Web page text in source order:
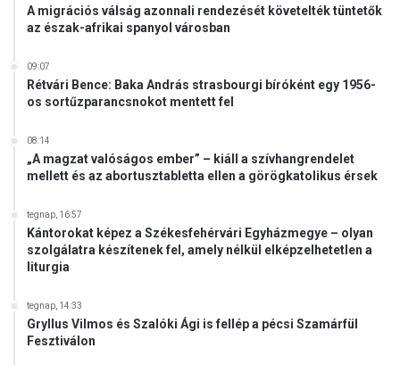
A migrációs válság azonnali rendezését követelték tüntetők
az észak-afrikai spanyol városban
09:07
Rétvári Bence: Baka András strasbourgi bíróként egy 1956-
os sortűzparancsnokot mentett fel
08:14
„A magzat valóságos ember” – kiáll a szívhangrendelet
mellett és az abortusztabletta ellen a görögkatolikus érsek
tegnap, 16:57
Kántorokat képez a Székesfehérvári Egyházmegye – olyan
szolgálatra készítenek fel, amely nélkül elképzelhetetlen a
liturgia
tegnap, 14:33
Gryllus Vilmos és Szalóki Ági is fellép a pécsi Szamárfül
Fesztiválon